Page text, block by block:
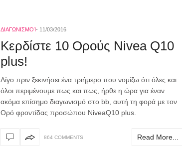
ΔΙΑΓΩΝΙΣΜΟΊ 11/03/2016
Κερδίστε 10 Ορούς Nivea Q10
plus!
Λίγο πριν ξεκινήσει ένα τριήμερο που νομίζω ότι όλες και
όλοι περιμένουμε πως και πως, ήρθε η ώρα για έναν
ακόμα επίσημο διαγωνισμό στο bb, αυτή τη φορά με τον
Ορό φροντίδας προσώπου NiveaQ10 plus.
864 COMMENTS Read More...